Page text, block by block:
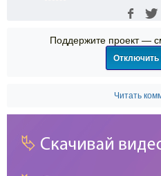
Поддержите проект —
Читать